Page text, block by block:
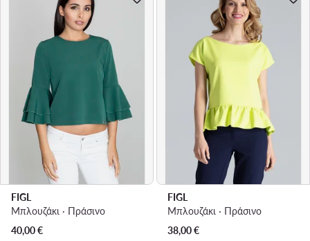
FIGL
Μπλουζάκι · Πράσινο
40,00€
FIGL
Μπλουζάκι · Πράσινο
38,00€